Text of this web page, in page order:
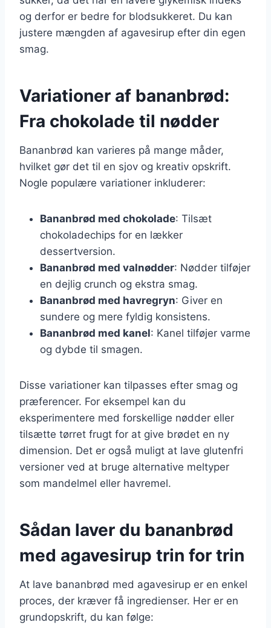
og derfor er bedre for blodsukkeret. Du kan
justere mængden af agavesirup efter din egen
smag.
Variationer af bananbrød:
Fra chokolade til nødder
Bananbrød kan varieres på mange måder,
hvilket gør det til en sjov og kreativ opskrift.
Nogle populære variationer inkluderer:
Bananbrød med chokolade: Tilsæt
chokoladechips for en lækker
dessertversion.
Bananbrød med valnødder: Nødder tilføjer
en dejlig crunch og ekstra smag.
Bananbrød med havregryn: Giver en
sundere og mere fyldig konsistens.
Bananbrød med kanel: Kanel tilføjer varme
og dybde til smagen.
Disse variationer kan tilpasses efter smag og
præferencer. For eksempel kan du
eksperimentere med forskellige nødder eller
tilsætte tørret frugt for at give brødet en ny
dimension. Det er også muligt at lave glutenfri
versioner ved at bruge alternative meltyper
som mandelmel eller havremel.
Sådan laver du bananbrød
med agavesirup trin for trin
At lave bananbrød med agavesirup er en enkel
proces, der kræver få ingredienser. Her er en
grundopskrift, du kan følge: